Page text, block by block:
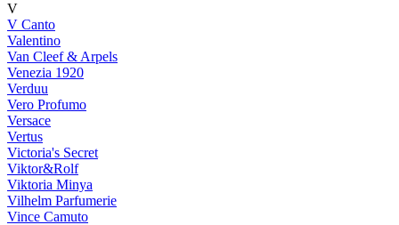
V
V Canto
Valentino
Van Cleef & Arpels
Venezia 1920
Verduu
Vero Profumo
Versace
Vertus
Victoria's Secret
Viktor&Rolf
Viktoria Minya
Vilhelm Parfumerie
Vince Camuto